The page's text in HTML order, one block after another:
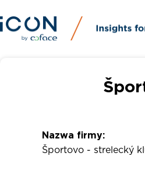
Nazwa firmy:
Športovo - strelecký